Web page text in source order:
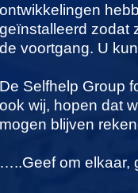
ontwikkelingen
geïnstalleerd zodat
de voortgang. U
De Selfhelp Group
ook wij, hopen dat
mogen blijven
…..Geef om elkaar,